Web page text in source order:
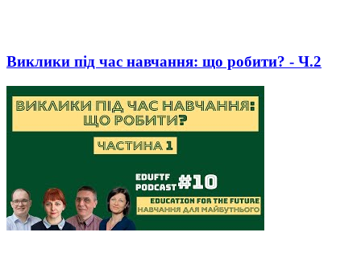
Виклики під час навчання: що робити? - Ч.2